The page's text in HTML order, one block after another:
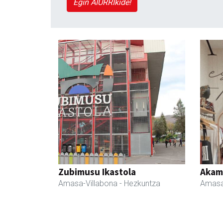
Egin AIURRIkide!
Zubimusu Ikastola
Amasa-Villabona - Hezkuntza